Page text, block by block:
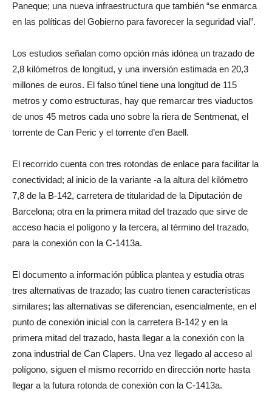
Paneque; una nueva infraestructura que también “se enmarca
en las políticas del Gobierno para favorecer la seguridad vial”.
Los estudios señalan como opción más idónea un trazado de
2,8 kilómetros de longitud, y una inversión estimada en 20,3
millones de euros. El falso túnel tiene una longitud de 115
metros y como estructuras, hay que remarcar tres viaductos
de unos 45 metros cada uno sobre la riera de Sentmenat, el
torrente de Can Peric y el torrente d’en Baell.
El recorrido cuenta con tres rotondas de enlace para facilitar la
conectividad; al inicio de la variante -a la altura del kilómetro
7,8 de la B-142, carretera de titularidad de la Diputación de
Barcelona; otra en la primera mitad del trazado que sirve de
acceso hacia el polígono y la tercera, al término del trazado,
para la conexión con la C-1413a.
El documento a información pública plantea y estudia otras
tres alternativas de trazado; las cuatro tienen características
similares; las alternativas se diferencian, esencialmente, en el
punto de conexión inicial con la carretera B-142 y en la
primera mitad del trazado, hasta llegar a la conexión con la
zona industrial de Can Clapers. Una vez llegado al acceso al
polígono, siguen el mismo recorrido en dirección norte hasta
llegar a la futura rotonda de conexión con la C-1413a.